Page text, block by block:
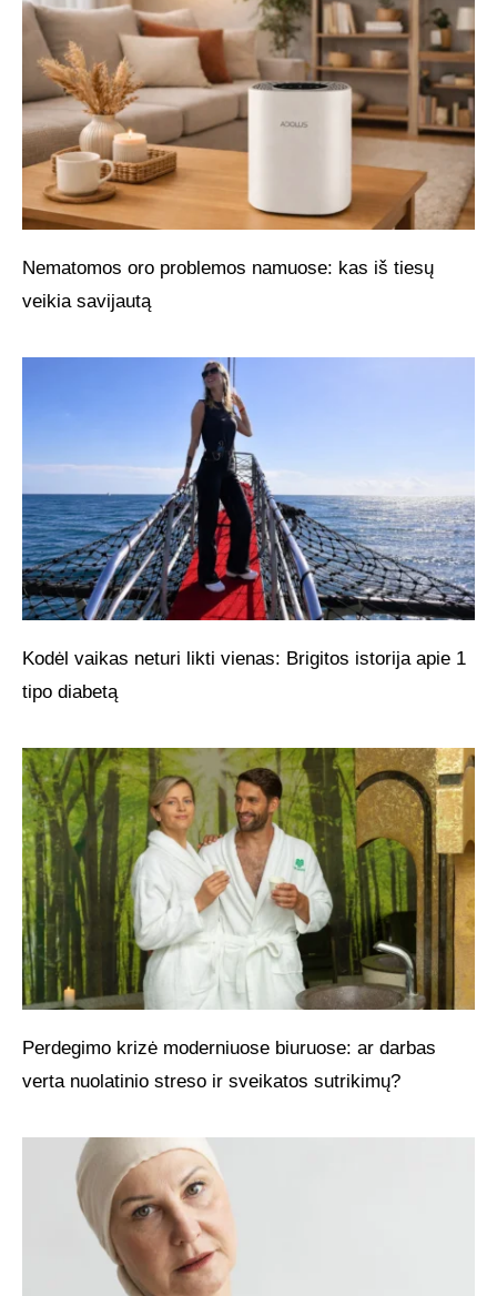
Nematomos oro problemos namuose: kas iš tiesų
veikia savijautą
Kodėl vaikas neturi likti vienas: Brigitos istorija apie 1
tipo diabetą
Perdegimo krizė moderniuose biuruose: ar darbas
verta nuolatinio streso ir sveikatos sutrikimų?